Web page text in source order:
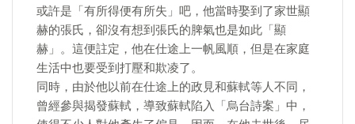
或許是「有所得便有所失」吧，他當時娶到了家世顯
赫的張氏，卻沒有想到張氏的脾氣也是如此「顯
赫」。這便註定，他在仕途上一帆風順，但是在家庭
生活中也要受到打壓和欺凌了。
同時，由於他以前在仕途上的政見和蘇軾等人不同，
曾經參與揭發蘇軾，導致蘇軾陷入「烏台詩案」中，